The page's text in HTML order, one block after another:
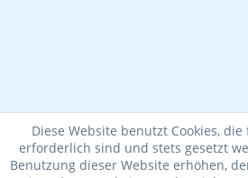
Diese Website benutzt Cookies,
erforderlich sind und stets gesetzt
Benutzung dieser Website erhöhen,